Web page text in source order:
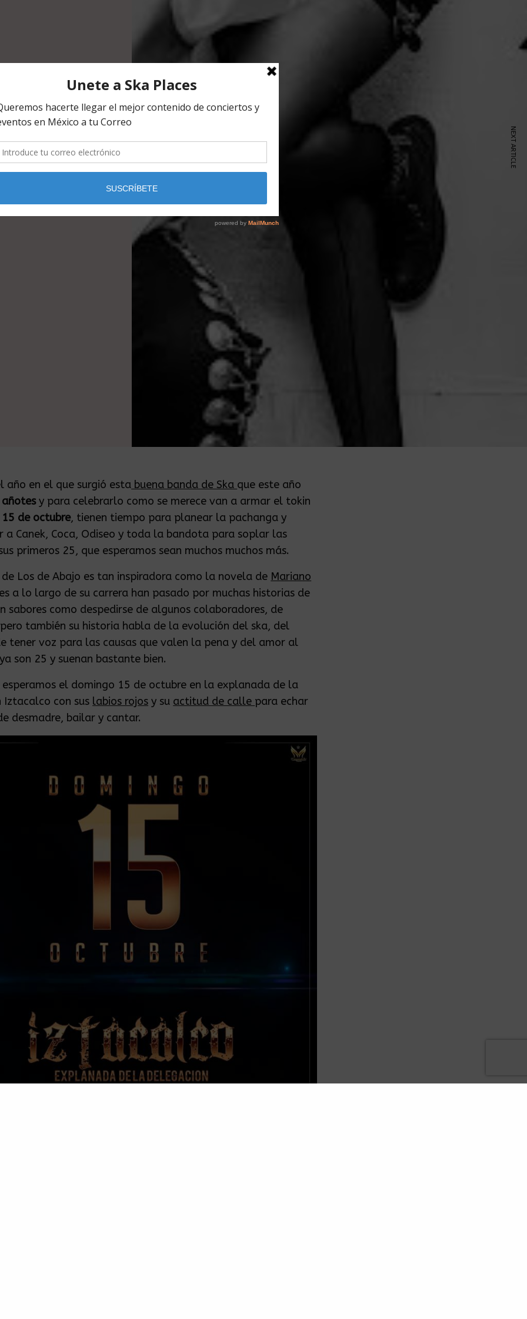
año en el que surgió esta buena banda de Ska que este año
añotesy para celebrarlo como se merece van a armar el tokin
15 de octubre, tienen tiempo para planear la pachanga y
a Canek, Coca, Odiseo y toda la bandota para soplar las
primeros 25, que esperamos sean muchos muchos más.
Los de Abajo es tan inspiradora como la novela de Mariano
a lo largo de su carrera han pasado por muchas historias de
sabores como despedirse de algunos colaboradores, de
también su historia habla de la evolución del ska, del
tener voz para las causas que valen la pena y del amor al
son 25 y suenan bastante bien.
esperamos el domingo 15 de octubre en la explanada de la
Iztacalco con sus labios rojos y su actitud de calle para echar
desmadre, bailar y cantar.
NEXT ARTICLE